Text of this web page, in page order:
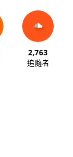
2,763
追隨者